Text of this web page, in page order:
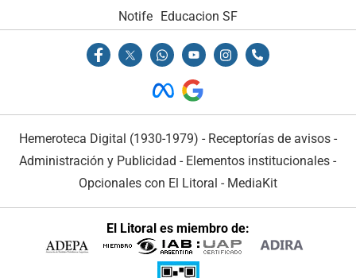
Notife Educacion SF
Hemeroteca Digital (1930-1979) - Receptorías de avisos -
Administración y Publicidad - Elementos institucionales -
Opcionales con El Litoral - MediaKit
El Litoral es miembro de: